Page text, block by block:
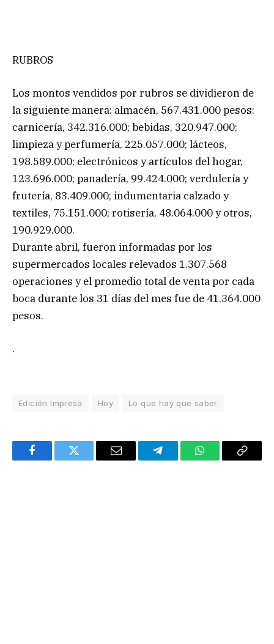
RUBROS
Los montos vendidos por rubros se dividieron de
la siguiente manera: almacén, 567.431.000 pesos:
carnicería, 342.316.000; bebidas, 320.947.000;
limpieza y perfumería, 225.057.000; lácteos,
198.589.000; electrónicos y artículos del hogar,
123.696.000; panadería, 99.424.000; verdulería y
frutería, 83.409.000; indumentaria calzado y
textiles, 75.151.000; rotisería, 48.064.000 y otros,
190.929.000.
Durante abril, fueron informadas por los
supermercados locales relevados 1.307.568
operaciones y el promedio total de venta por cada
boca durante los 31 días del mes fue de 41.364.000
pesos.
.
Edición Impresa Hoy Lo que hay que saber
FacebookTwitter Email TelegramWhatsAppCopy